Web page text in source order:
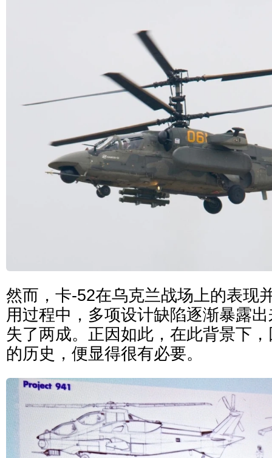
然而，卡-52在乌克兰战场上的表现
用过程中，多项设计缺陷逐渐暴露
失了两成。正因如此，在此背景下
的历史，便显得很有必要。